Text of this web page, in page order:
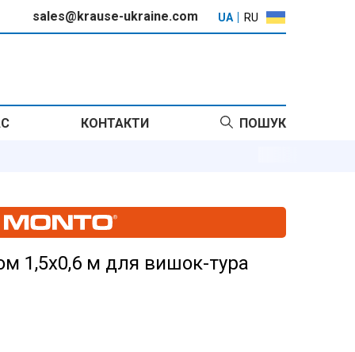
sales@krause-ukraine.com UA RU
КОНТАКТИ ПОШУК
1,5x0,6 м для вишок-тура